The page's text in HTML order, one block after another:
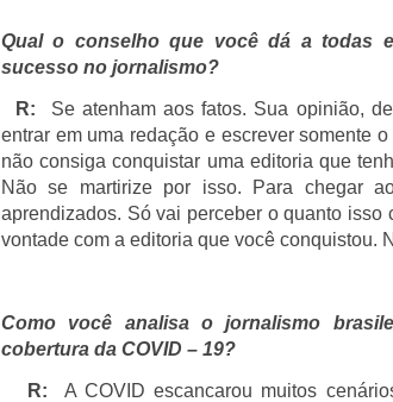
Qual o conselho que você dá a todas
sucesso no jornalismo?
R: Se atenham aos fatos. Sua opinião,
entrar em uma redação e escrever somente
não consiga conquistar uma editoria que
Não se martirize por isso. Para chegar
aprendizados. Só vai perceber o quanto isso
vontade com a editoria que você conquistou.
Como você analisa o jornalismo
cobertura da COVID – 19?
R: A COVID escancarou muitos